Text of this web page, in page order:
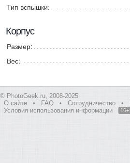
Тип вспышки:
Корпус
Размер:
Вес:
© PhotoGeek.ru, 2008-2025
О сайте
• FAQ • Сотрудничество •
Условия использования информации
16+